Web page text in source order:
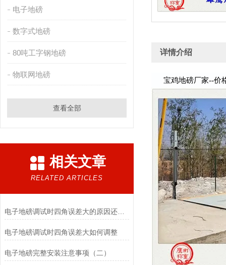
电子地磅
数字式地磅
80吨工字钢地磅
物联网地磅
查看全部
相关文章
RELATED ARTICLES
电子地磅调试时四角误差大的原因还有哪些？
电子地磅调试时四角误差大如何调整
电子地磅完整安装注意事项（二）
详情介绍
宝鸡地磅厂家--价